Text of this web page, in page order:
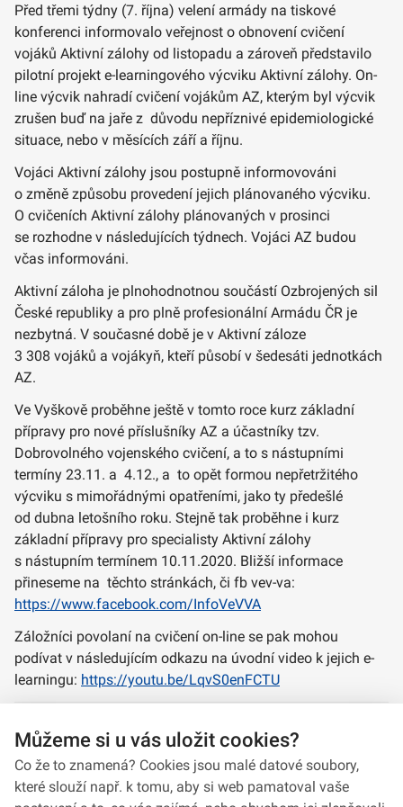
Před třemi týdny (7. října) velení armády na tiskové
konferenci informovalo veřejnost o obnovení cvičení
vojáků Aktivní zálohy od listopadu a zároveň představilo
pilotní projekt e-learningového výcviku Aktivní zálohy. On-
line výcvik nahradí cvičení vojákům AZ, kterým byl výcvik
zrušen buď na jaře z důvodu nepříznivé epidemiologické
situace, nebo v měsících září a říjnu.
Vojáci Aktivní zálohy jsou postupně informovováni
o změně způsobu provedení jejich plánovaného výcviku.
O cvičeních Aktivní zálohy plánovaných v prosinci
se rozhodne v následujících týdnech. Vojáci AZ budou
včas informováni.
Aktivní záloha je plnohodnotnou součástí Ozbrojených sil
České republiky a pro plně profesionální Armádu ČR je
nezbytná. V současné době je v Aktivní záloze
3 308 vojáků a vojákyň, kteří působí v šedesáti jednotkách
AZ.
Ve Vyškově proběhne ještě v tomto roce kurz základní
přípravy pro nové příslušníky AZ a účastníky tzv.
Dobrovolného vojenského cvičení, a to s nástupními
termíny 23.11. a 4.12., a to opět formou nepřetržitého
výcviku s mimořádnými opatřeními, jako ty předešlé
od dubna letošního roku. Stejně tak proběhne i kurz
základní přípravy pro specialisty Aktivní zálohy
s nástupním termínem 10.11.2020. Bližší informace
přineseme na těchto stránkách, či fb vev-va:
https://www.facebook.com/InfoVeVVA
Záložníci povolaní na cvičení on-line se pak mohou
podívat v následujícím odkazu na úvodní video k jejich e-
learningu: https://youtu.be/LqvS0enFCTU
Monika Nováková, VeV-VA
Můžeme si u vás uložit cookies?
Co že to znamená? Cookies jsou malé datové soubory,
které slouží např. k tomu, aby si web pamatoval vaše